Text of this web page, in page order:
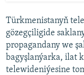
Türkmenistanyň
gözegçiligide
propagandany we
bagyşlanýarka, ilat
telewideniýesine